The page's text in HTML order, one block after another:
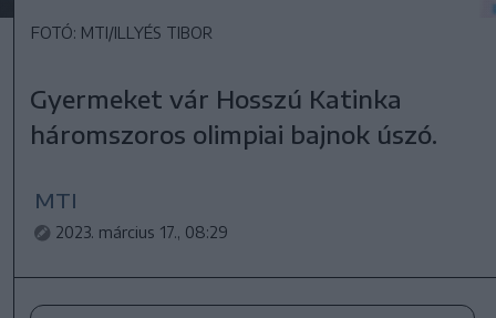
FOTÓ: MTI/ILLYÉS TIBOR
Gyermeket vár Hosszú Katinka
háromszoros olimpiai bajnok úszó.
MTI
2023. március 17., 08:29